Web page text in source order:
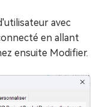
avec
en allant
ensuite Modifier.